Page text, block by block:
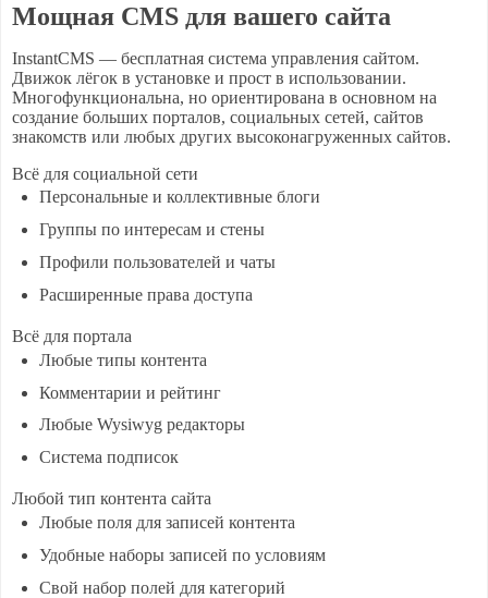
Мощная CMS для вашего сайта
InstantCMS — бесплатная система управления сайтом.
Движок лёгок в установке и прост в использовании.
Многофункциональна, но ориентирована в основном на
создание больших порталов, социальных сетей, сайтов
знакомств или любых других высоконагруженных сайтов.
Всё для социальной сети
Персональные и коллективные блоги
Группы по интересам и стены
Профили пользователей и чаты
Расширенные права доступа
Всё для портала
Любые типы контента
Комментарии и рейтинг
Любые Wysiwyg редакторы
Система подписок
Любой тип контента сайта
Любые поля для записей контента
Удобные наборы записей по условиям
Свой набор полей для категорий